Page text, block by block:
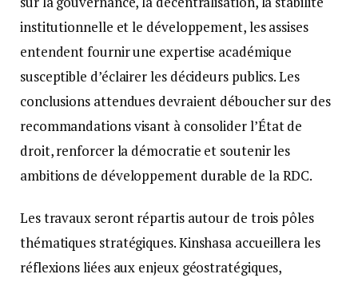
institutionnelle et le développement, les assises
entendent fournir une expertise académique
susceptible d’éclairer les décideurs publics. Les
conclusions attendues devraient déboucher sur des
recommandations visant à consolider l’État de
droit, renforcer la démocratie et soutenir les
ambitions de développement durable de la RDC.
Les travaux seront répartis autour de trois pôles
thématiques stratégiques. Kinshasa accueillera les
réflexions liées aux enjeux géostratégiques,